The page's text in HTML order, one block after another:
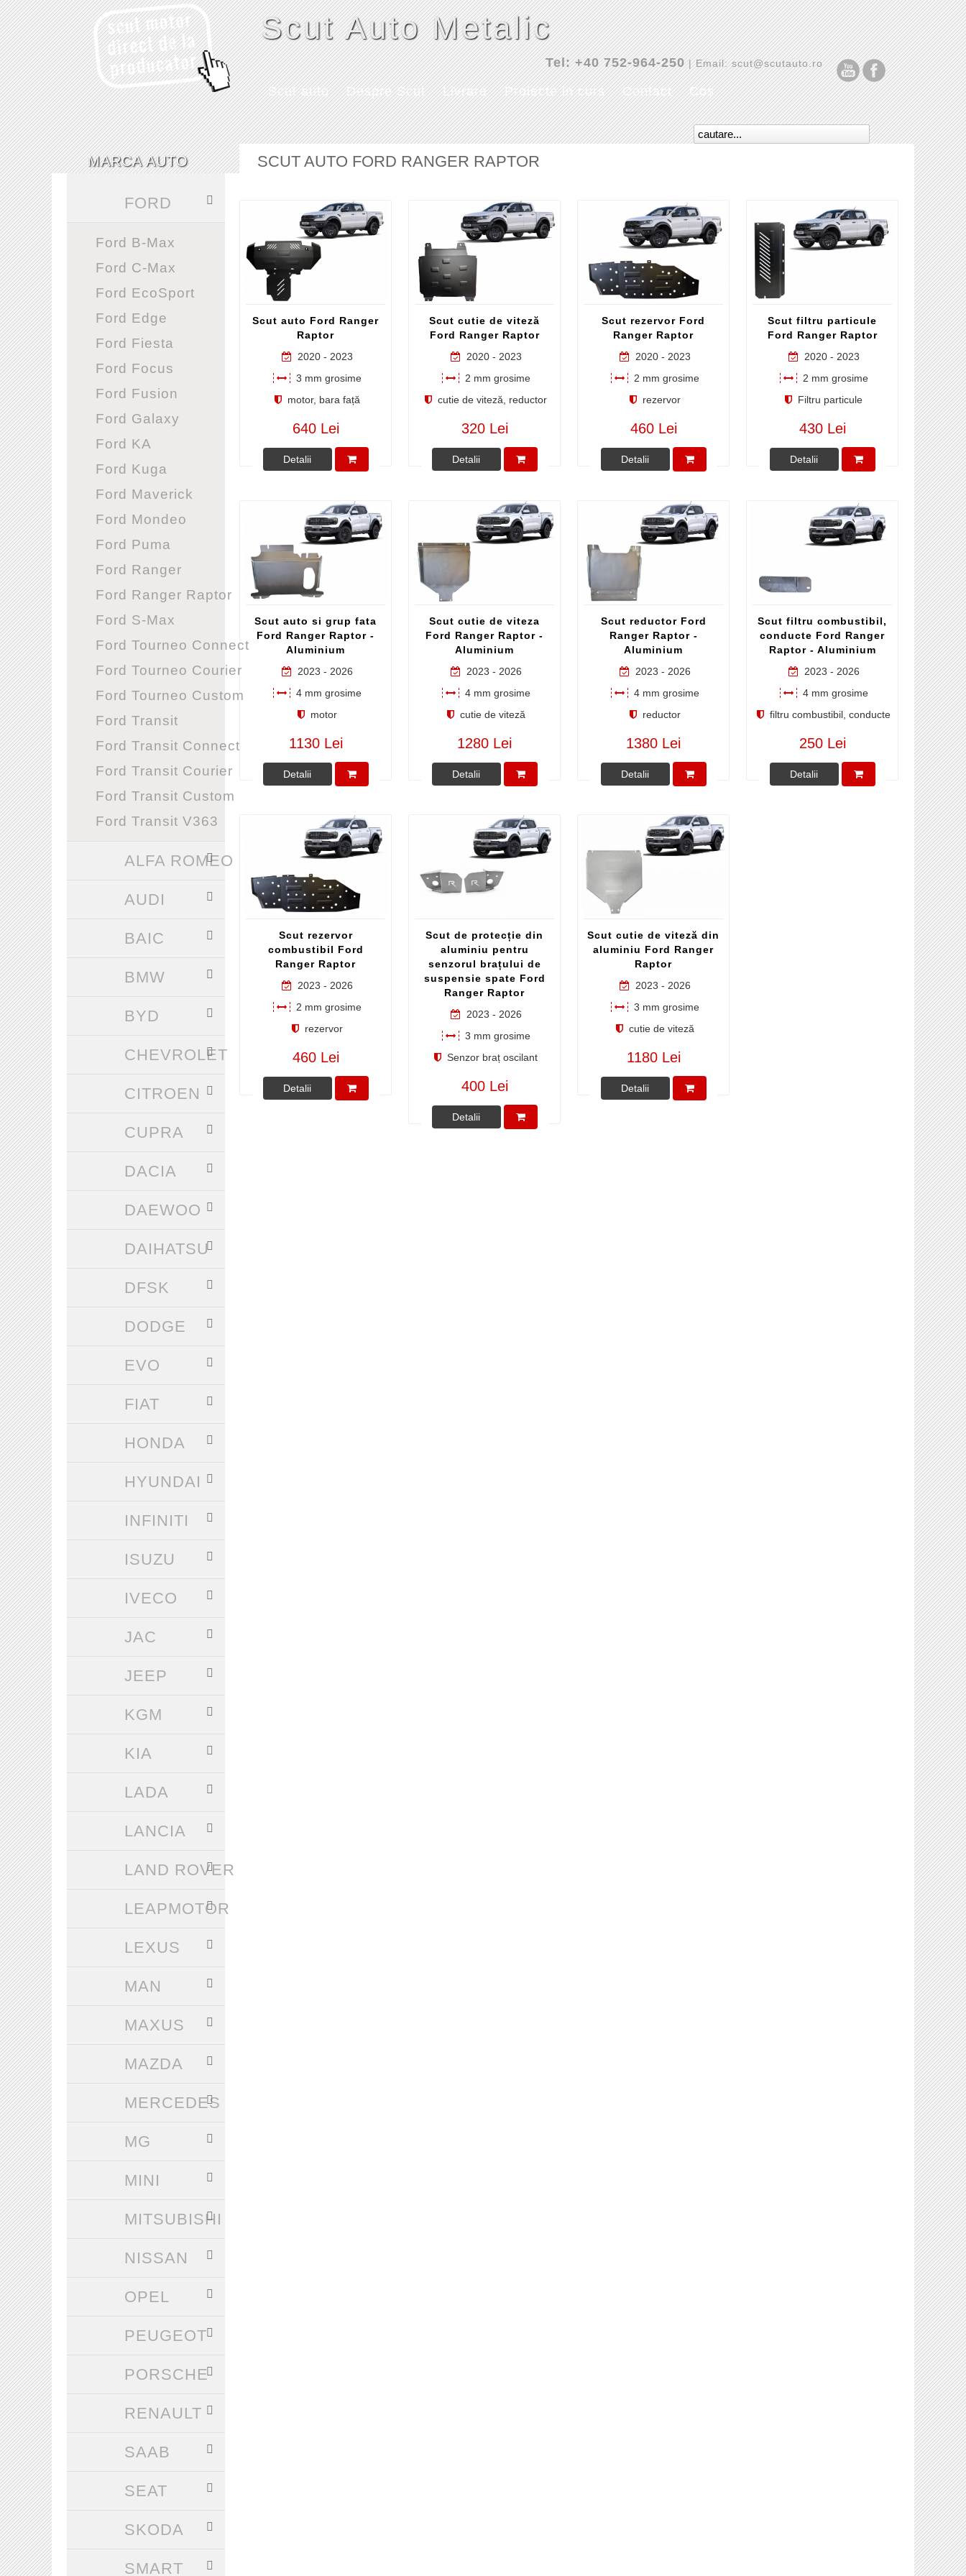
Scut Auto Metalic
Tel: +40 752-964-250| Email: scut@scutauto.ro
Scut auto Despre Scut Livrare Proiecte in curs Contact Coș
MARCA AUTO
FORD
Ford B-Max
Ford C-Max
Ford EcoSport
Ford Edge
Ford Fiesta
Ford Focus
Ford Fusion
Ford Galaxy
Ford KA
Ford Kuga
Ford Maverick
Ford Mondeo
Ford Puma
Ford Ranger
Ford Ranger Raptor
Ford S-Max
Ford Tourneo Connect
Ford Tourneo Courier
Ford Tourneo Custom
Ford Transit
Ford Transit Connect
Ford Transit Courier
Ford Transit Custom
Ford Transit V363
ALFA ROMEO
AUDI
BAIC
BMW
BYD
CHEVROLET
CITROEN
CUPRA
DACIA
DAEWOO
DAIHATSU
DFSK
DODGE
EVO
FIAT
HONDA
HYUNDAI
INFINITI
ISUZU
IVECO
JAC
JEEP
KGM
KIA
LADA
LANCIA
LAND ROVER
LEAPMOTOR
LEXUS
MAN
MAXUS
MAZDA
MERCEDES
MG
MINI
MITSUBISHI
NISSAN
OPEL
PEUGEOT
PORSCHE
RENAULT
SAAB
SEAT
SKODA
SMART
SCUT AUTO FORD RANGER RAPTOR
Scut auto Ford Ranger
Raptor
2020 - 2023
3 mm grosime
motor, bara față
640 Lei
Detalii
Scut cutie de viteză
Ford Ranger Raptor
2020 - 2023
2 mm grosime
cutie de viteză, reductor
320 Lei
Detalii
Scut rezervor Ford
Ranger Raptor
2020 - 2023
2 mm grosime
rezervor
460 Lei
Detalii
Scut filtru particule
Ford Ranger Raptor
2020 - 2023
2 mm grosime
Filtru particule
430 Lei
Detalii
Scut auto si grup fata
Ford Ranger Raptor -
Aluminium
2023 - 2026
4 mm grosime
motor
1130 Lei
Detalii
Scut cutie de viteza
Ford Ranger Raptor -
Aluminium
2023 - 2026
4 mm grosime
cutie de viteză
1280 Lei
Detalii
Scut reductor Ford
Ranger Raptor -
Aluminium
2023 - 2026
4 mm grosime
reductor
1380 Lei
Detalii
Scut filtru combustibil,
conducte Ford Ranger
Raptor - Aluminium
2023 - 2026
4 mm grosime
filtru combustibil, conducte
250 Lei
Detalii
Scut rezervor
combustibil Ford
Ranger Raptor
2023 - 2026
2 mm grosime
rezervor
460 Lei
Detalii
Scut de protecție din
aluminiu pentru
senzorul brațului de
suspensie spate Ford
Ranger Raptor
2023 - 2026
3 mm grosime
Senzor braț oscilant
400 Lei
Detalii
Scut cutie de viteză din
aluminiu Ford Ranger
Raptor
2023 - 2026
3 mm grosime
cutie de viteză
1180 Lei
Detalii